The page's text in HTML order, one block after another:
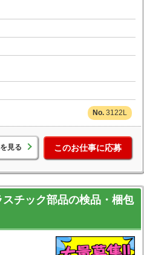
3122L
見る このお仕事に応募
チック部品の検品・梱包